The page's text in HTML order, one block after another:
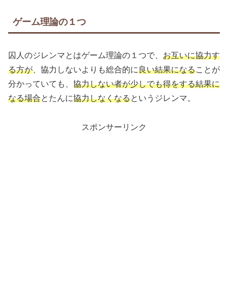
ゲーム理論の１つ
囚人のジレンマとはゲーム理論の１つで、 お互いに協力す
る方が 、協力しないよりも総合的に良い結果になることが
分かっていても、 協力しない者が少しでも得をする結果に
なる場合とたんに協力しなくなるというジレンマ。
スポンサーリンク